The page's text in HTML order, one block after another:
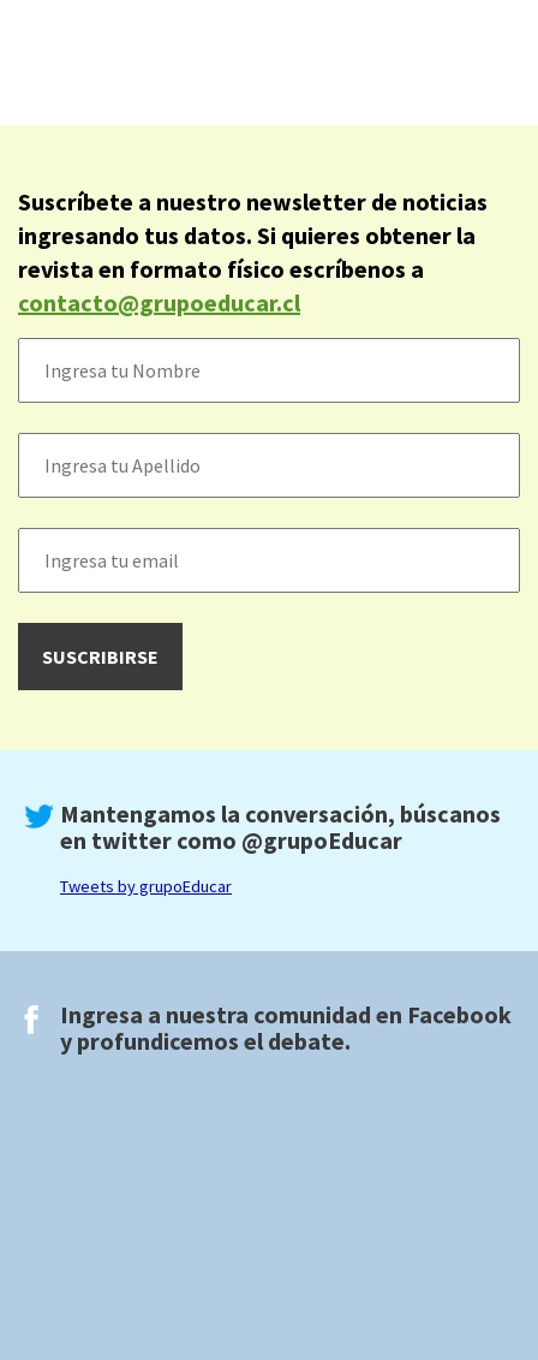
Suscríbete a nuestro newsletter de noticias
ingresando tus datos. Si quieres obtener la
revista en formato físico escríbenos a
contacto@grupoeducar.cl
Mantengamos la conversación, búscanos
en twitter como @grupoEducar
Tweets by grupoEducar
Ingresa a nuestra comunidad en Facebook
y profundicemos el debate.